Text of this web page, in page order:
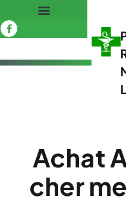
Achat
cher